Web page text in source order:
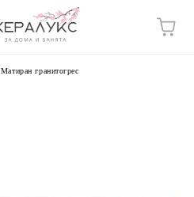
Матиран гранитогрес